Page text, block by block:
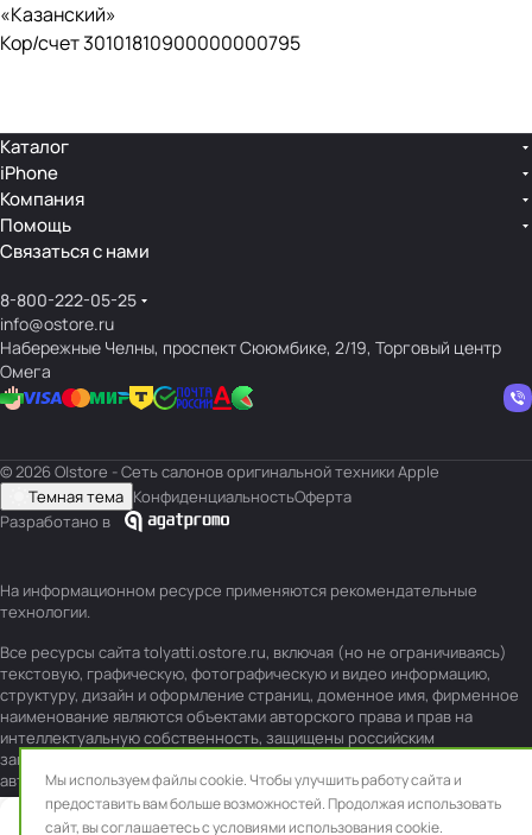
«Казанский»
Кор/счет 30101810900000000795
Каталог
iPhone
Компания
Помощь
Связаться с нами
8-800-222-05-25
info@ostore.ru
Набережные Челны, проспект Сююмбике, 2/19, Торговый центр
Омега
© 2026 O|store - Сеть салонов оригинальной техники Apple
Темная тема КонфиденциальностьОферта
Разработано в
На информационном ресурсе применяются рекомендательные
технологии.
Все ресурсы сайта tolyatti.ostore.ru, включая (но не ограничиваясь)
текстовую, графическую, фотографическую и видео информацию,
структуру, дизайн и оформление страниц, доменное имя, фирменное
наименование являются объектами авторского права и прав на
интеллектуальную собственность, защищены российским
законодательством и международными соглашениями об охране
авторских прав.Читать далее
Мы используем файлы cookie. Чтобы улучшить работу сайта и
предоставить вам больше возможностей. Продолжая использовать
сайт, высоглашаетесь с условиями использования cookie.